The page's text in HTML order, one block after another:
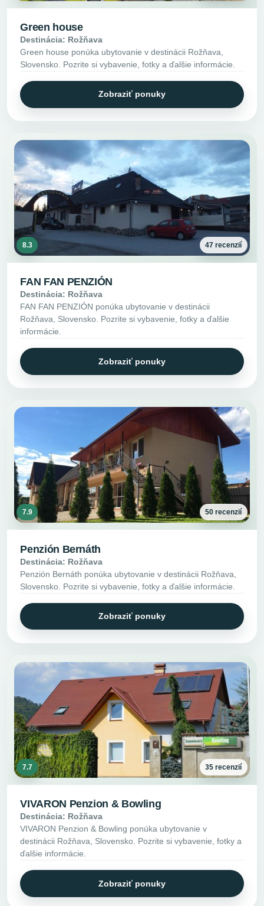
Green house
Destinácia: Rožňava
Green house ponúka ubytovanie v destinácii Rožňava,
Slovensko. Pozrite si vybavenie, fotky a ďalšie informácie.
Zobraziť ponuky
8.3 47 recenzií
FAN FAN PENZIÓN
Destinácia: Rožňava
FAN FAN PENZIÓN ponúka ubytovanie v destinácii
Rožňava, Slovensko. Pozrite si vybavenie, fotky a ďalšie
informácie.
Zobraziť ponuky
7.9 50 recenzií
Penzión Bernáth
Destinácia: Rožňava
Penzión Bernáth ponúka ubytovanie v destinácii Rožňava,
Slovensko. Pozrite si vybavenie, fotky a ďalšie informácie.
Zobraziť ponuky
7.7 35 recenzií
VIVARON Penzion & Bowling
Destinácia: Rožňava
VIVARON Penzion & Bowling ponúka ubytovanie v
destinácii Rožňava, Slovensko. Pozrite si vybavenie, fotky a
ďalšie informácie.
Zobraziť ponuky